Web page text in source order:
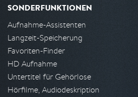
SONDERFUNKTIONEN
Aufnahme-Assistenten
Langzeit-Speicherung
Favoriten-Finder
HD Aufnahme
Untertitel für Gehörlose
Hörfilme, Audiodeskription